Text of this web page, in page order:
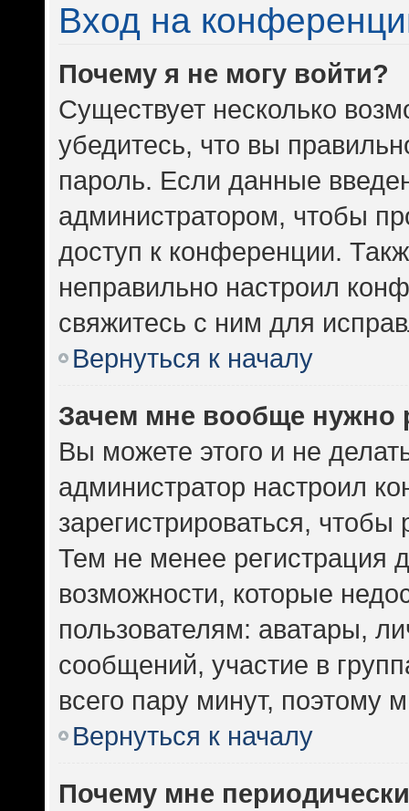
Вход на
Почему я не могу войти?
Существует несколько
убедитесь, что вы
пароль. Если данные
администратором, чтобы
доступ к конференции.
неправильно настроил
свяжитесь с ним для
Вернуться к началу
Зачем мне вообще нужно
Вы можете этого и не
администратор настроил
зарегистрироваться,
Тем не менее регистрация
возможности, которые
пользователям: аватары,
сообщений, участие в
всего пару минут, поэтому
Вернуться к началу
Почему мне